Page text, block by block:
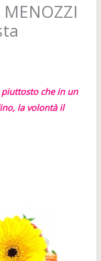
MENOZZI
che in un
la volontà il